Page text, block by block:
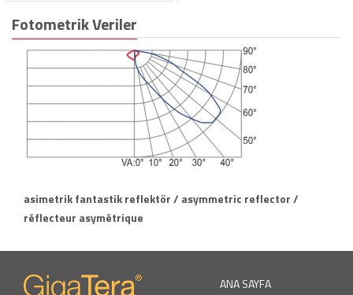
Fotometrik Veriler
asimetrik fantastik reflektör / asymmetric reflector /
réflecteur asymétrique
ANA SAYFA